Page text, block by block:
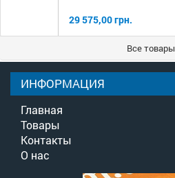
29 575,00 грн.
Все товары
ИНФОРМАЦИЯ
Главная
Товары
Контакты
О нас